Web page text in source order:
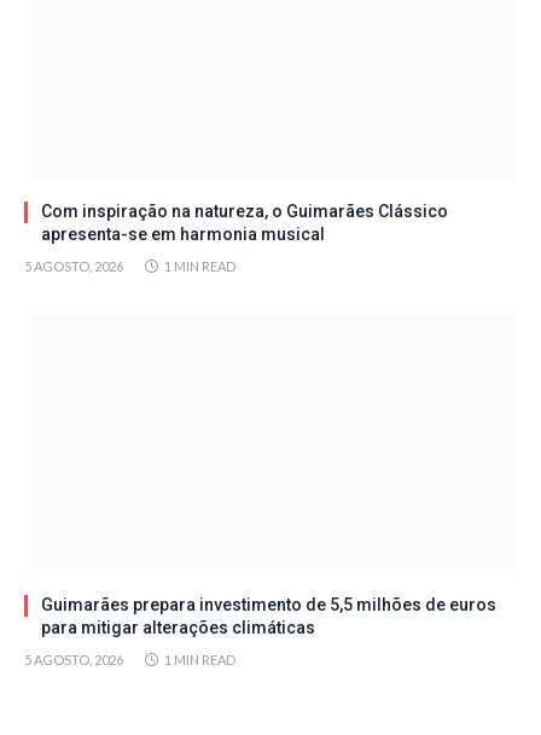
Com inspiração na natureza, o Guimarães Clássico
apresenta-se em harmonia musical
5 AGOSTO, 2026 1 MIN READ
Guimarães prepara investimento de 5,5 milhões de euros
para mitigar alterações climáticas
5 AGOSTO, 2026 1 MIN READ